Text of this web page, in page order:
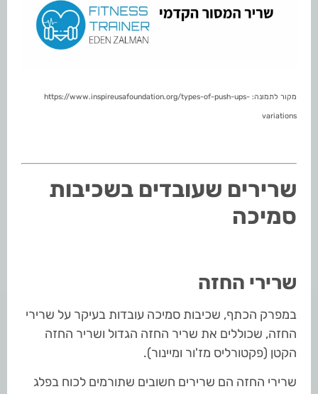
מקור לתמונה: https://www.inspireusafoundation.org/types-of-push-ups-
variations
שרירים שעובדים בשכיבות
סמיכה
שרירי החזה
במפרק הכתף, שכיבות סמיכה עובדות בעיקר על שרירי
החזה, שכוללים את שריר החזה הגדול ושריר החזה
הקטן (פקטורליס מז'ור ומיינור).
שרירי החזה הם שרירים חשובים שתורמים לכוח בפלג